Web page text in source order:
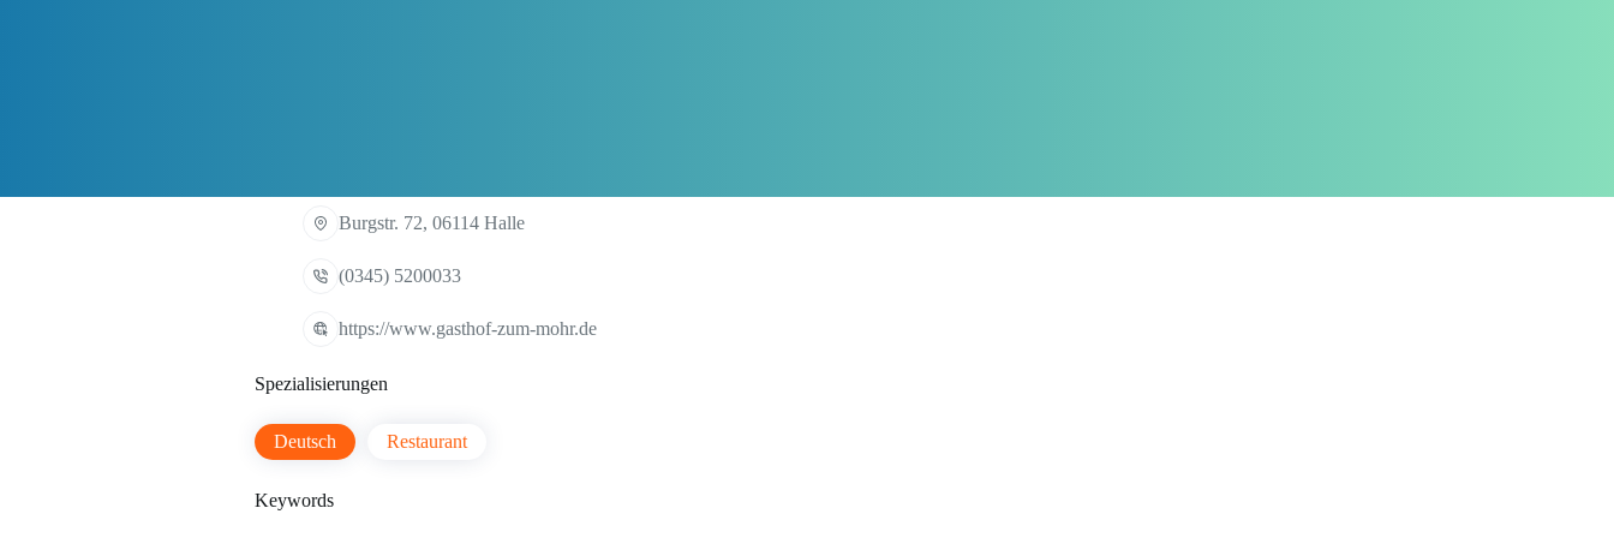
Burgstr. 72, 06114 Halle
(0345) 5200033
https://www.gasthof-zum-mohr.de
Spezialisierungen
Deutsch Restaurant
Keywords